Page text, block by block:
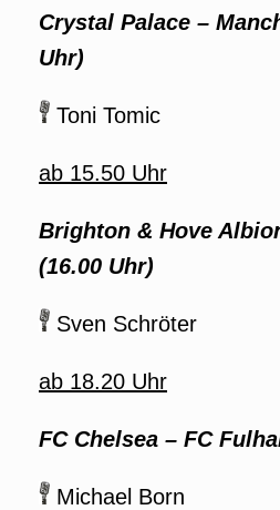
Crystal Palace –
Uhr)
Toni Tomic
ab 15.50 Uhr
Brighton & Hove
(16.00 Uhr)
Sven Schröter
ab 18.20 Uhr
FC Chelsea – FC
Michael Born